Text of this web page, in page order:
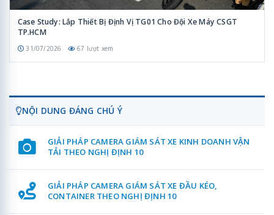
Case Study: Lắp Thiết Bị Định Vị TG01 Cho Đội Xe Máy CSGT
TP.HCM
31/07/2026 67 lượt xem
NỘI DUNG ĐÁNG CHÚ Ý
GIẢI PHÁP CAMERA GIÁM SÁT XE KINH DOANH VẬN
TẢI THEO NGHỊ ĐỊNH 10
GIẢI PHÁP CAMERA GIÁM SÁT XE ĐẦU KÉO,
CONTAINER THEO NGHỊ ĐỊNH 10